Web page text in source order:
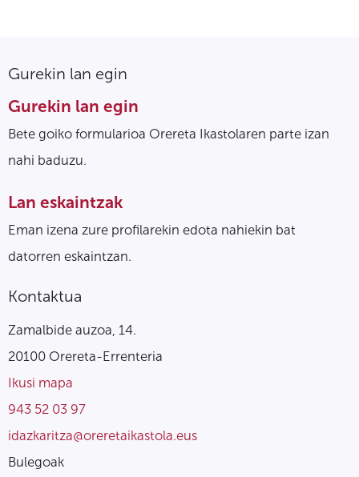
Gurekin lan egin
Gurekin lan egin
Bete goiko formularioa Orereta Ikastolaren parte izan
nahi baduzu.
Lan eskaintzak
Eman izena zure profilarekin edota nahiekin bat
datorren eskaintzan.
Kontaktua
Zamalbide auzoa, 14.
20100 Orereta-Errenteria
Ikusi mapa
943 52 03 97
idazkaritza@oreretaikastola.eus
Bulegoak